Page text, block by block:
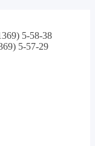
5-58-38
5-57-29